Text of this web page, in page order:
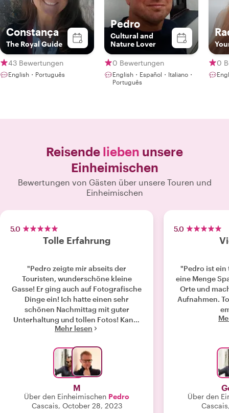
Constança
The Royal Guide
43 Bewertungen
English・Português
Pedro
Cultural and
Nature Lover
0 Bewertungen
English・Español・Italiano・
Português
0
Reisende lieben unsere
Einheimischen
Bewertungen von Gästen über unsere Touren und
Einheimischen
5.0
Tolle Erfahrung
"Pedro zeigte mir abseits der
Touristen, wunderschöne kleine
Gasse! Er ging auch auf Fotografische
Dinge ein! Ich hatte einen sehr
schönen Nachmittag mit guter
Unterhaltung und tollen Fotos! Kann.
Ich nur weiterempfehlen für jemanden
Mehr lesen
M
Über den Einheimischen Pedro
Cascais, October 28, 2023
5.0
"Pedro ist ein
eine Menge
Orte und
Aufnahmen.
Über den